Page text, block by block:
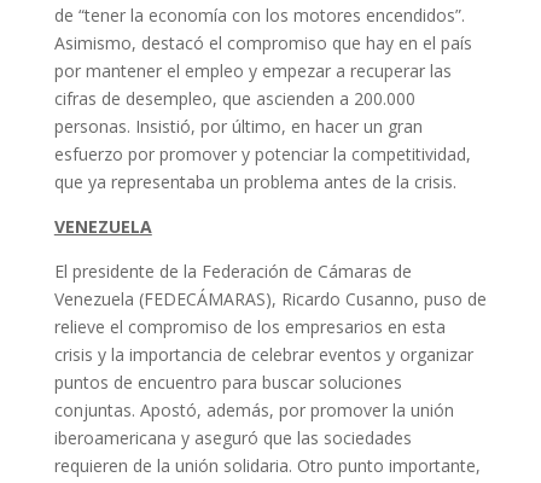
de “tener la economía con los motores encendidos”.
Asimismo, destacó el compromiso que hay en el país
por mantener el empleo y empezar a recuperar las
cifras de desempleo, que ascienden a 200.000
personas. Insistió, por último, en hacer un gran
esfuerzo por promover y potenciar la competitividad,
que ya representaba un problema antes de la crisis.
VENEZUELA
El presidente de la Federación de Cámaras de
Venezuela (FEDECÁMARAS), Ricardo Cusanno, puso de
relieve el compromiso de los empresarios en esta
crisis y la importancia de celebrar eventos y organizar
puntos de encuentro para buscar soluciones
conjuntas. Apostó, además, por promover la unión
iberoamericana y aseguró que las sociedades
requieren de la unión solidaria. Otro punto importante,